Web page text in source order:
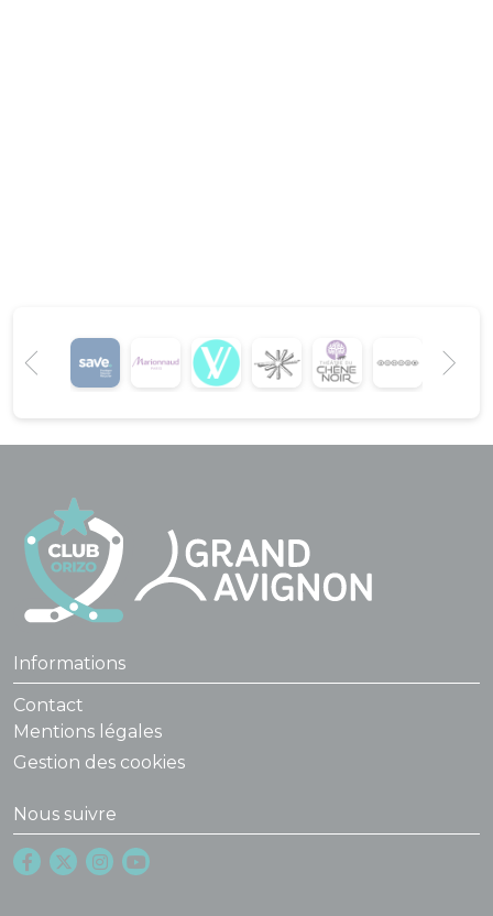
Informations
Contact
Mentions légales
Gestion des cookies
Nous suivre